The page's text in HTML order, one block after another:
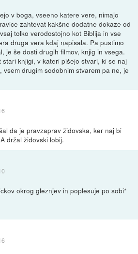
v boga, vseeno katere vere, nimajo
zahtevat kakšne dodatne dokaze od
tolko verodostojno kot Biblija in vse
druga vera kdaj napisala. Pa pustimo
je še dosti drugih filmov, knjig in vsega.
knjigi, v kateri pišejo stvari, ki se naj
drugim sodobnim stvarem pa ne, je
da je pravzaprav židovska, ker naj bi
držal židovski lobij.
okrog gleznjev in poplesuje po sobi*